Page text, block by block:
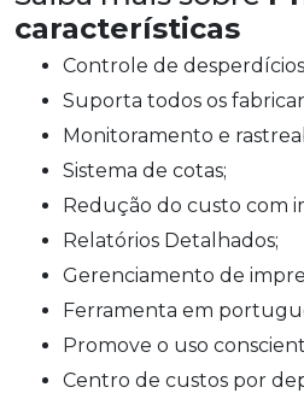
características
Controle de
Suporta todos os
Monitoramento e
Sistema de cotas;
Redução do custo com
Relatórios Detalhados;
Gerenciamento de
Ferramenta em
Promove o uso
Centro de custos por